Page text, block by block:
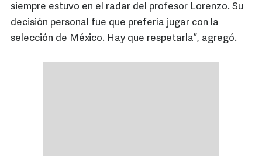
siempre estuvo en el radar del profesor Lorenzo. Su
decisión personal fue que prefería jugar con la
selección de México. Hay que respetarla”, agregó.